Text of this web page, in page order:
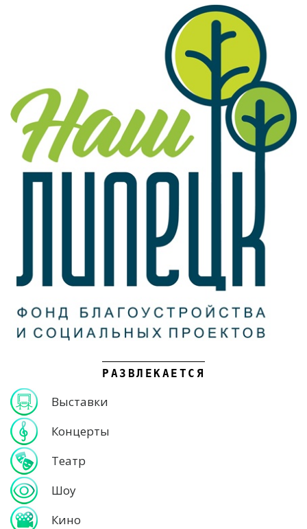
РАЗВЛЕКАЕТСЯ
Выставки
Концерты
Театр
Шоу
Кино